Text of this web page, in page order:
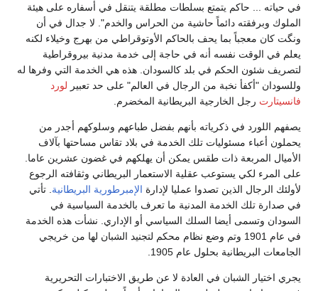
في حياته ... حاكم يتمتع بسلطات مطلقة يتنقل في أسفاره على هيئة
الملوك وبرفقته دائماً حاشية من الحراس والخدم". لا جدال في أن
ونگت كان معجباً بما يحف بالحاكم الأوتوقراطي من بهرج وخيلاء لكنه
يعلم في الوقت نفسه أنه في حاجة إلى خدمة مدنية بيروقراطية
لتصريف شئون الحكم في بلد كالسودان. هذه هي الخدمة التي وفرها له
وللسودان "أكفأ نخبة من الرجال في العالم" على حد تعبير لورد
فانسيتارت رجل الخارجية البريطانية المخضرم.
يصفهم اللورد في ذكرياته بأنهم بفضل طباعهم وسلوكهم أجدر من
يحملون أعباء مسئوليات تلك الخدمة في بلاد تقاس مساحتها بآلاف
الأميال المربعة ذات طقس يمكن أن يهلكهم في غضون عشرين عاما.
على المرء لكي يستوعب عقلية الاستعمار البريطاني وثقافته الرجوع
لأولئك الرجال الذين تصدوا عمليا لإدارة الإمبرطورية البريطانية . تأتي
في صدارة تلك الخدمة المدنية ما تعرف بالخدمة السياسية في
السودان وتسمى أيضا السلك السياسي أو الإداري. نشأت هذه الخدمة
في عام 1901 وتم وضع نظام محكم لتجنيد الشبان لها من خريجي
الجامعات البريطانية بحلول عام 1905.
يجري اختيار الشبان في العادة لا عن طريق الاختبارات التحريرية